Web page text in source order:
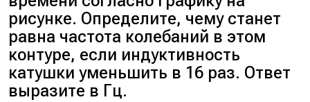
12,5 C} = \frac{2\pi\sqrt{LC}}{1,2}
= \frac{T_1}{1,2}$
$\frac{T_1}{T_2} = 1,2$
рисунке. Определите, чему станет
равна частота колебаний в этом
контуре, если индуктивность
катушки уменьшить в 16 раз. Ответ
выразите в Гц.